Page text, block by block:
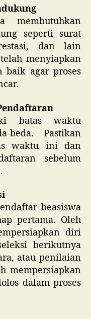
membutuhkan
seperti surat
dan lain
menyiapkan
baik agar proses
batas waktu
beda. Pastikan
waktu ini dan
sebelum
beasiswa
pertama. Oleh
diri
berikutnya
atau penilaian
mempersiapkan
dalam proses